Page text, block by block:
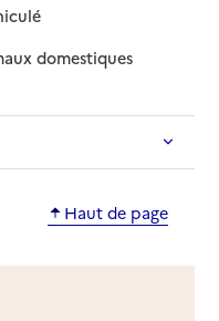
: disponible
: non disponible
domestiques: disponible
: non
Haut de page